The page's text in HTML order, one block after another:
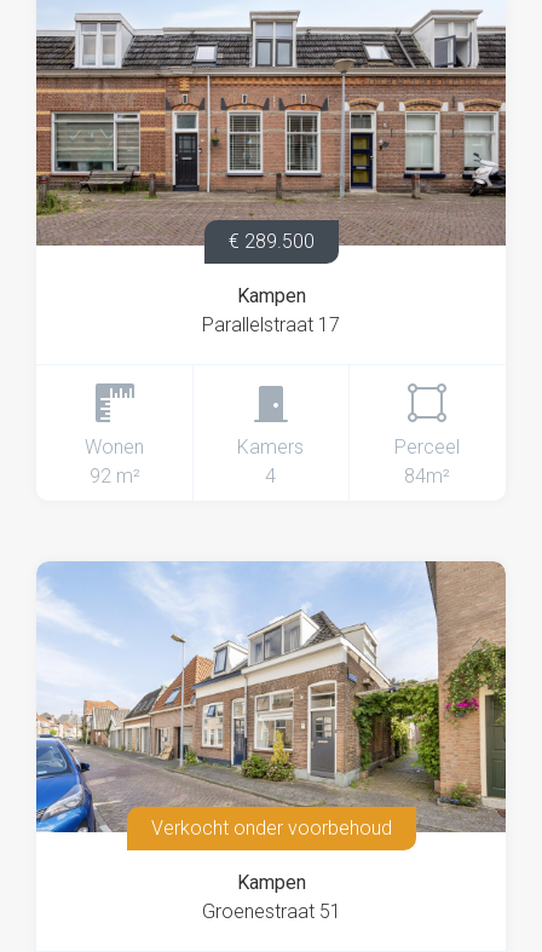
Kortom, een complete en verzorgde woning die je
zonder werkzaamheden kunt betrekken. Ben jij
nieuwsgierig geworden? Plan dan snel een bezichtiging
met JIP makelaars!
€ 289.500
Kampen
Parallelstraat 17
Wonen
92 m²
Kamers
4
Perceel
84m²
Verkocht onder voorbehoud
Kampen
Groenestraat 51